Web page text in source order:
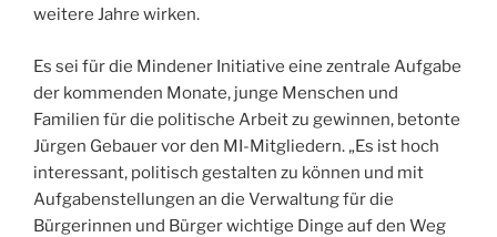
weitere Jahre wirken.
Es sei für die Mindener Initiative eine zentrale Aufgabe
der kommenden Monate, junge Menschen und
Familien für die politische Arbeit zu gewinnen, betonte
Jürgen Gebauer vor den MI-Mitgliedern. „Es ist hoch
interessant, politisch gestalten zu können und mit
Aufgabenstellungen an die Verwaltung für die
Bürgerinnen und Bürger wichtige Dinge auf den Weg